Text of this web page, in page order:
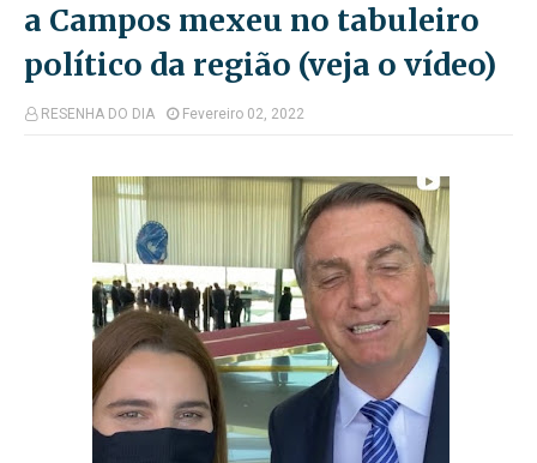
a Campos mexeu no tabuleiro
político da região (veja o vídeo)
RESENHA DO DIA Fevereiro 02, 2022